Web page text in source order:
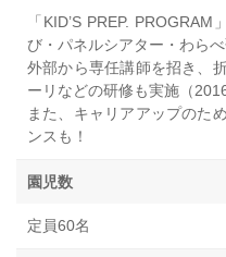
「KID’S PREP.
び・パネルシアター・わら
外部から専任講師を招き、
ーリなどの研修も実施（
また、キャリアアップのた
ンスも！
園児数
定員60名